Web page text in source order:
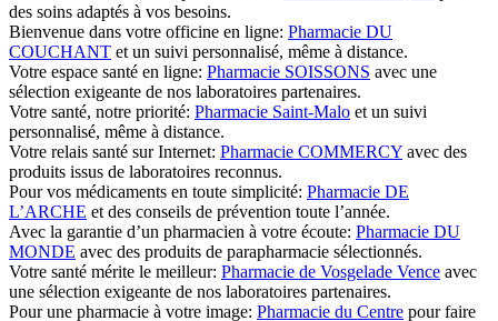
des soins adaptés à vos besoins.
Bienvenue dans votre officine en ligne: Pharmacie DU
COUCHANT et un suivi personnalisé, même à distance.
Votre espace santé en ligne: Pharmacie SOISSONS avec une
sélection exigeante de nos laboratoires partenaires.
Votre santé, notre priorité: Pharmacie Saint-Malo et un suivi
personnalisé, même à distance.
Votre relais santé sur Internet: Pharmacie COMMERCY avec des
produits issus de laboratoires reconnus.
Pour vos médicaments en toute simplicité: Pharmacie DE
L’ARCHE et des conseils de prévention toute l’année.
Avec la garantie d’un pharmacien à votre écoute: Pharmacie DU
MONDE avec des produits de parapharmacie sélectionnés.
Votre santé mérite le meilleur: Pharmacie de Vosgelade Vence avec
une sélection exigeante de nos laboratoires partenaires.
Pour une pharmacie à votre image: Pharmacie du Centre pour faire